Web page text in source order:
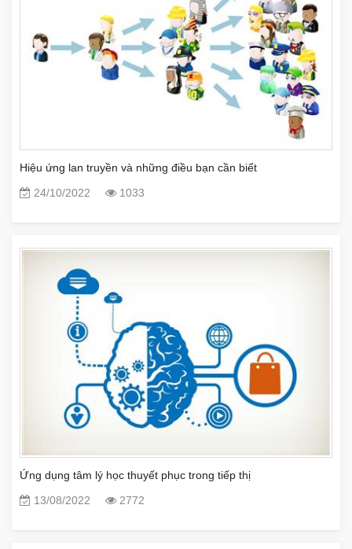
Hiệu ứng lan truyền và những điều bạn cần biết
24/10/2022
1033
Ứng dụng tâm lý học thuyết phục trong tiếp thị
13/08/2022
2772